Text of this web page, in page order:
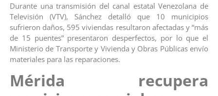
Durante una transmisión del canal estatal Venezolana de
Televisión (VTV), Sánchez detalló que 10 municipios
sufrieron daños, 595 viviendas resultaron afectadas y “más
de 15 puentes” presentaron desperfectos, por lo que el
Ministerio de Transporte y Vivienda y Obras Públicas envío
materiales para las reparaciones.
Mérida recupera